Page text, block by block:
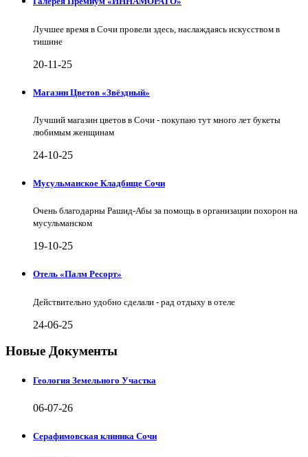
Лучшее время в Сочи провели здесь, наслаждаясь искусством в
тишине
20-11-25
Магазин Цветов «Звёздный»
Лучший магазин цветов в Сочи - покупаю тут много лет букеты
любимым женщинам
24-10-25
Мусульманское Кладбище Сочи
Очень благодарны Рашид-Абы за помощь в организации похорон на
мусульманском
19-10-25
Отель «Палм Ресорт»
Действительно удобно сделали - рад отдыху в отеле
24-06-25
Новые Документы
Геология Земельного Участка
06-07-26
Серафимовская клиника Сочи